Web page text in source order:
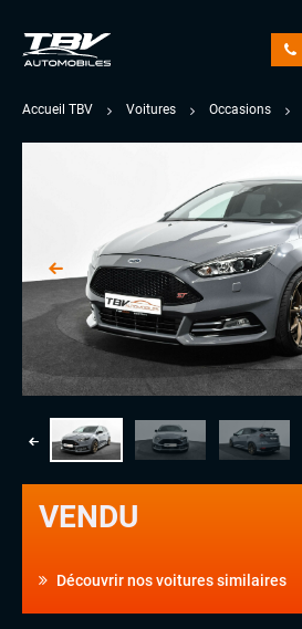
Accueil TBV Voitures Occasions
VENDU
Découvrir nos voitures similaires